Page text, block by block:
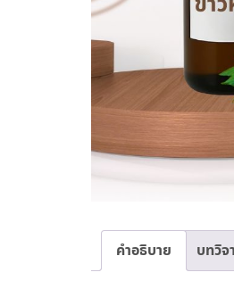
คำอธิบาย บทวิ